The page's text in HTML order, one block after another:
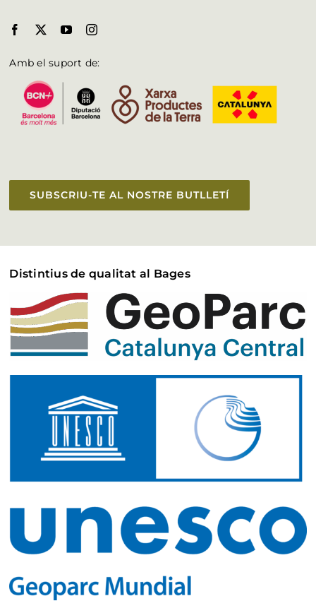
Amb el suport de:
SUBSCRIU-TE AL NOSTRE BUTLLETÍ
Distintius de qualitat al Bages